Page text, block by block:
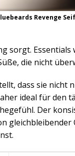
Revenge
sorgt. Essentials
die nicht
dass sie nicht
ideal für den
Der
gleichbleibender